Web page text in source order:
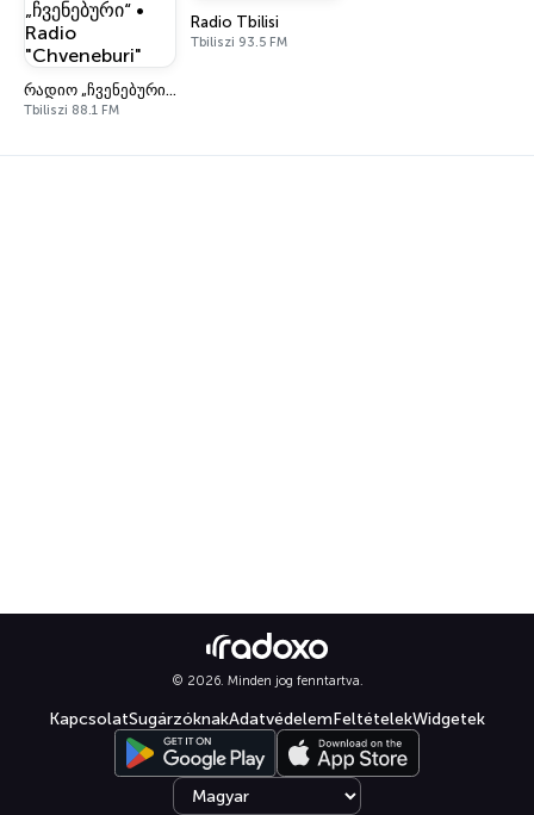
რადიო „ჩვენებური“ • Radio "Chveneburi"
Tbiliszi 88.1 FM
Radio Tbilisi
Tbiliszi 93.5 FM
© 2026. Minden jog fenntartva.
KapcsolatSugárzóknakAdatvédelemFeltételekWidgetek
Select language